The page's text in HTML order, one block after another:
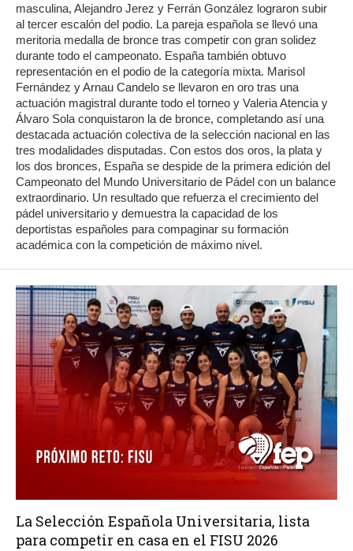
masculina, Alejandro Jerez y Ferrán González lograron subir
al tercer escalón del podio. La pareja española se llevó una
meritoria medalla de bronce tras competir con gran solidez
durante todo el campeonato. España también obtuvo
representación en el podio de la categoría mixta. Marisol
Fernández y Arnau Candelo se llevaron en oro tras una
actuación magistral durante todo el torneo y Valeria Atencia y
Álvaro Sola conquistaron la de bronce, completando así una
destacada actuación colectiva de la selección nacional en las
tres modalidades disputadas. Con estos dos oros, la plata y
los dos bronces, España se despide de la primera edición del
Campeonato del Mundo Universitario de Pádel con un balance
extraordinario. Un resultado que refuerza el crecimiento del
pádel universitario y demuestra la capacidad de los
deportistas españoles para compaginar su formación
académica con la competición de máximo nivel.
La Selección Española Universitaria, lista
para competir en casa en el FISU 2026